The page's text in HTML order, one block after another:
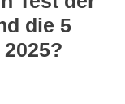
die 5